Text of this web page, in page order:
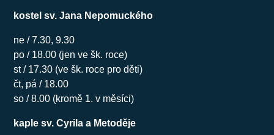
kostel sv. Jana Nepomuckého
ne / 7.30, 9.30
po / 18.00 (jen ve šk. roce)
st / 17.30 (ve šk. roce pro děti)
čt, pá / 18.00
so / 8.00 (kromě 1. v měsíci)
kaple sv. Cyrila a Metoděje